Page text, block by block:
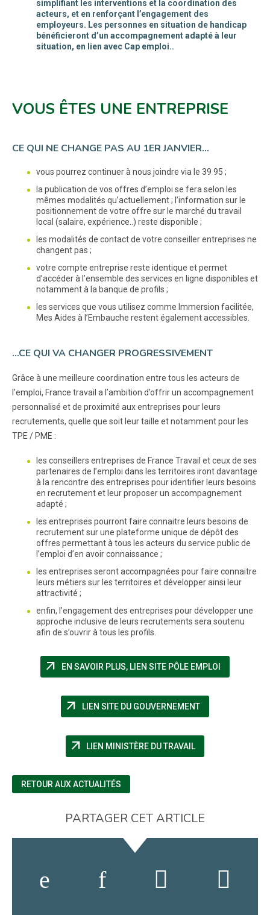
simplifiant les interventions et la coordination des
acteurs, et en renforçant l’engagement des
employeurs. Les personnes en situation de handicap
bénéficieront d’un accompagnement adapté à leur
situation, en lien avec Cap emploi..
VOUS ÊTES UNE ENTREPRISE
CE QUI NE CHANGE PAS AU 1ER JANVIER…
vous pourrez continuer à nous joindre via le 39 95 ;
la publication de vos offres d’emploi se fera selon les
mêmes modalités qu’actuellement ; l’information sur le
positionnement de votre offre sur le marché du travail
local (salaire, expérience..) reste disponible ;
les modalités de contact de votre conseiller entreprises ne
changent pas ;
votre compte entreprise reste identique et permet
d’accéder à l’ensemble des services en ligne disponibles et
notamment à la banque de profils ;
les services que vous utilisez comme Immersion facilitée,
Mes Aides à l’Embauche restent également accessibles.
…CE QUI VA CHANGER PROGRESSIVEMENT
Grâce à une meilleure coordination entre tous les acteurs de
l’emploi, France travail a l’ambition d’offrir un accompagnement
personnalisé et de proximité aux entreprises pour leurs
recrutements, quelle que soit leur taille et notamment pour les
TPE / PME :
les conseillers entreprises de France Travail et ceux de ses
partenaires de l’emploi dans les territoires iront davantage
à la rencontre des entreprises pour identifier leurs besoins
en recrutement et leur proposer un accompagnement
adapté ;
les entreprises pourront faire connaitre leurs besoins de
recrutement sur une plateforme unique de dépôt des
offres permettant à tous les acteurs du service public de
l’emploi d’en avoir connaissance ;
les entreprises seront accompagnées pour faire connaitre
leurs métiers sur les territoires et développer ainsi leur
attractivité ;
enfin, l’engagement des entreprises pour développer une
approche inclusive de leurs recrutements sera soutenu
afin de s’ouvrir à tous les profils.
arrow_outward EN SAVOIR PLUS, LIEN SITE PÔLE EMPLOI (NOUVELLE
arrow_outward LIEN SITE DU GOUVERNEMENT(NOUVELLE
arrow_outward LIEN MINISTÈRE DU TRAVAIL
RETOUR AUX ACTUALITÉS
PARTAGER CET ARTICLE